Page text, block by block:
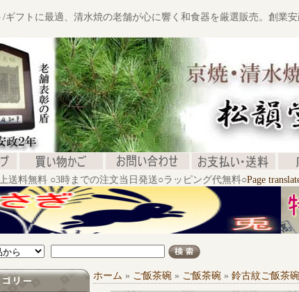
/ギフトに最適、清水焼の老舗が心に響く和食器を厳選販売。創業安
送料無料 ○3時までの注文当日発送○ラッピング代無料○Page
ホーム » ご飯茶碗 » ご飯茶碗 » 鈴古紋ご飯